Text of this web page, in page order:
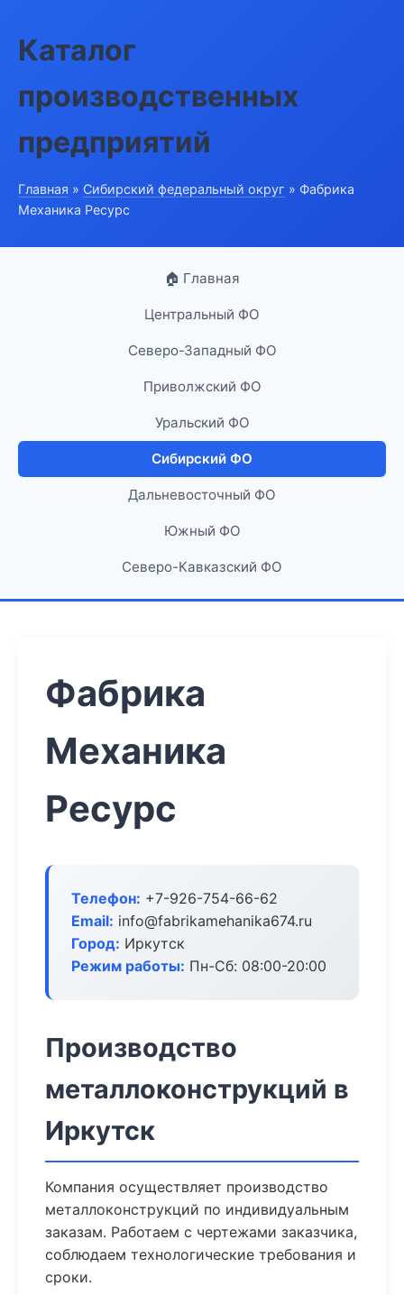
Каталог
производственных
предприятий
Главная » Сибирский федеральный округ » Фабрика
Механика Ресурс
🏠 Главная
Центральный ФО
Северо-Западный ФО
Приволжский ФО
Уральский ФО
Сибирский ФО
Дальневосточный ФО
Южный ФО
Северо-Кавказский ФО
Фабрика
Механика
Ресурс
Телефон: +7-926-754-66-62
Email: info@fabrikamehanika674.ru
Город: Иркутск
Режим работы: Пн-Сб: 08:00-20:00
Производство
металлоконструкций в
Иркутск
Компания осуществляет производство
металлоконструкций по индивидуальным
заказам. Работаем с чертежами заказчика,
соблюдаем технологические требования и
сроки.